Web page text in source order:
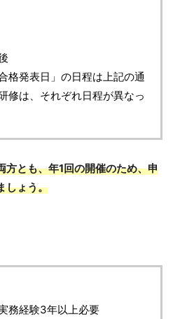
格発表日」の日程は上記の通
修は、それぞれ日程が異なっ
方とも、年1回の開催のため、申
しょう。
務経験3年以上必要